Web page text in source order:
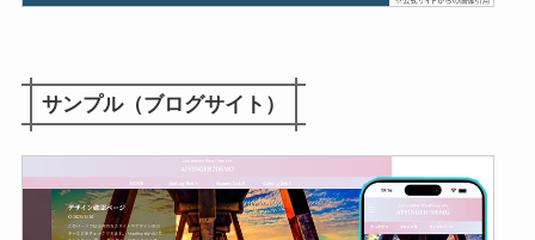
サンプル（ブログサイト）